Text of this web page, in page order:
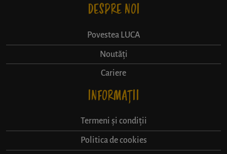
DESPRE NOI
Povestea LUCA
Noutăți
Cariere
INFORMAȚII
Termeni și condiții
Politica de cookies